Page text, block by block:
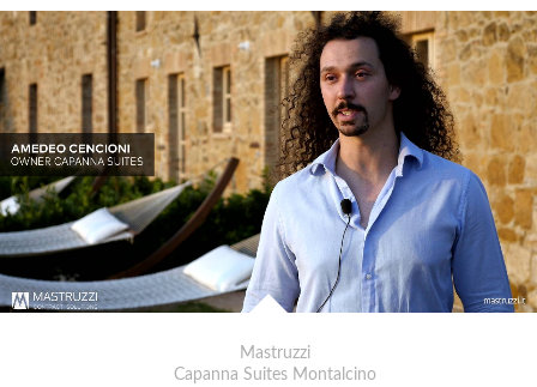
Mastruzzi
Capanna Suites Montalcino